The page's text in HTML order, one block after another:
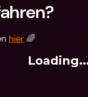
hier 🌈